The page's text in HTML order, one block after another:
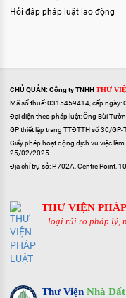
Hỏi đáp pháp luật lao động
CHỦ QUẢN: Công ty TNHHTHƯ
Mã số thuế: 0315459414, cấp ngày:
Đại diện theo pháp luật: Ông Bùi
GP thiết lập trang TTĐTTH số 30/
Giấy phép hoạt động dịch vụ việc
25/02/2025.
Địa chỉ trụ sở: P.702A, Centre Point,
THƯ VIỆN
...loại rủi ro pháp lý,
Thư Viện Nhà Đất